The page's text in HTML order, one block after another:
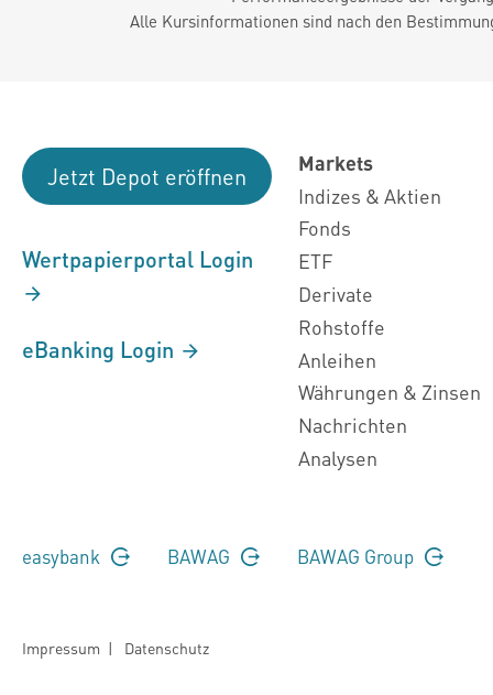
Alle Kursinformationen sind nach den
Jetzt Depot eröffnen
Wertpapierportal Login
eBanking Login
Markets
Indizes & Aktien
Fonds
ETF
Derivate
Rohstoffe
Anleihen
Währungen & Zinsen
Nachrichten
Analysen
easybank BAWAG BAWAG Group
Impressum | Datenschutz